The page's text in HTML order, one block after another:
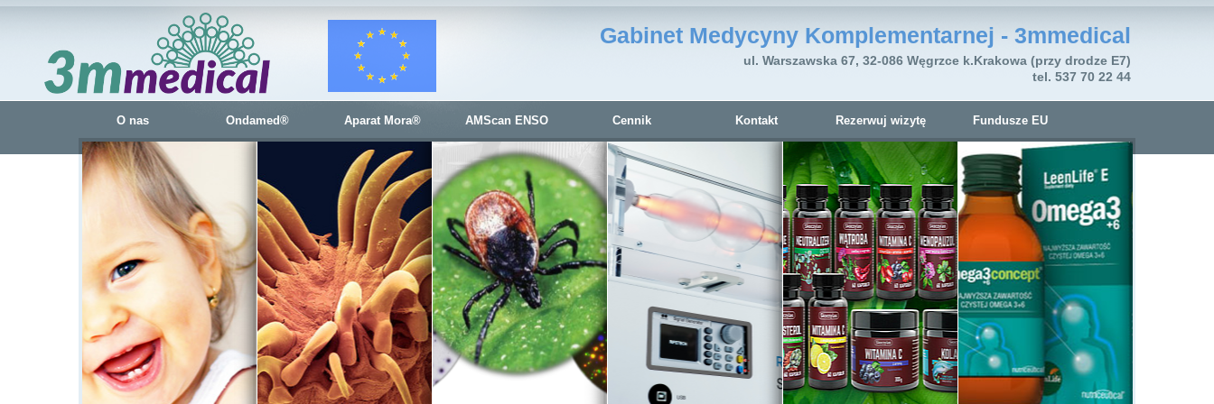
O nas Ondamed® Aparat Mora® AMScan ENSO Cennik Kontakt Rezerwuj wizytę Fundusze EU
Gabinet Medycyny Komplementarnej - 3mmedical
ul. Warszawska 67, 32-086 Węgrzce k.Krakowa (przy drodze E7)
tel. 537 70 22 44